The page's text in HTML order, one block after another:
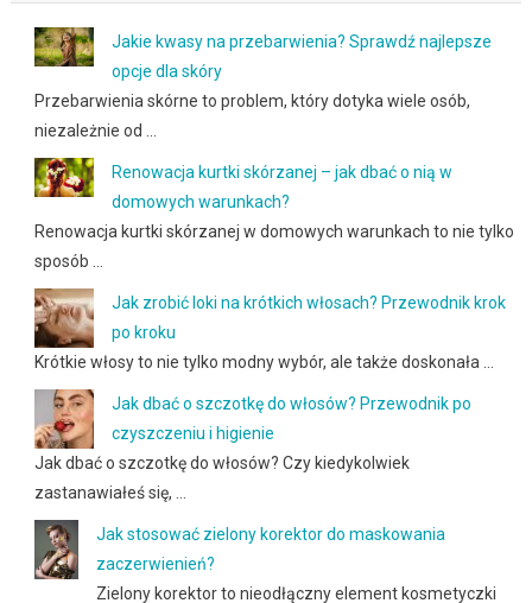
Jakie kwasy na przebarwienia? Sprawdź najlepsze
opcje dla skóry
Przebarwienia skórne to problem, który dotyka wiele osób,
niezależnie od …
Renowacja kurtki skórzanej – jak dbać o nią w
domowych warunkach?
Renowacja kurtki skórzanej w domowych warunkach to nie tylko
sposób …
Jak zrobić loki na krótkich włosach? Przewodnik krok
po kroku
Krótkie włosy to nie tylko modny wybór, ale także doskonała …
Jak dbać o szczotkę do włosów? Przewodnik po
czyszczeniu i higienie
Jak dbać o szczotkę do włosów? Czy kiedykolwiek
zastanawiałeś się, …
Jak stosować zielony korektor do maskowania
zaczerwienień?
Zielony korektor to nieodłączny element kosmetyczki